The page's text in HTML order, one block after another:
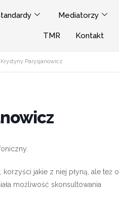
Mediatorzy
TMR Kontakt
Parysjanowicz
jakie z niej płyną, ale też o
możliwość skonsultowania